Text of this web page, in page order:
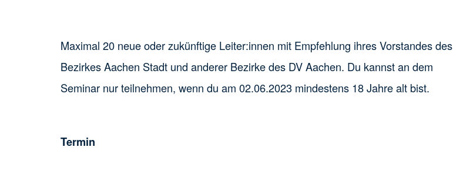
Maximal 20 neue oder zukünftige Leiter:innen mit Empfehlung ihres Vorstandes des
Bezirkes Aachen Stadt und anderer Bezirke des DV Aachen. Du kannst an dem
Seminar nur teilnehmen, wenn du am 02.06.2023 mindestens 18 Jahre alt bist.
Termin